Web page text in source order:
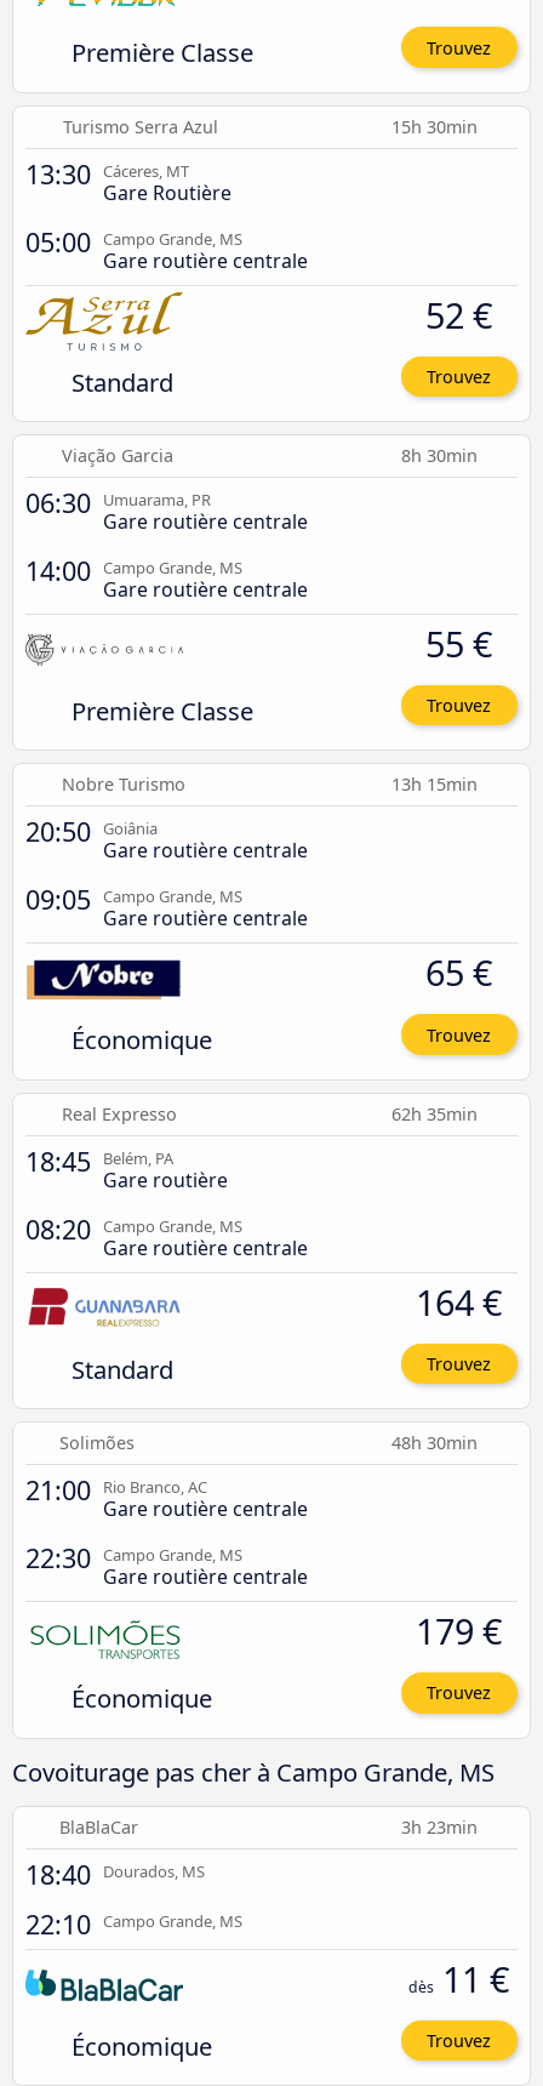
Première Classe Trouvez
Turismo Serra Azul 15h 30min
13:30 Cáceres, MT
Gare Routière
05:00 Campo Grande, MS
Gare routière centrale
Standard
52 €
Trouvez
Viação Garcia 8h 30min
06:30 Umuarama, PR
Gare routière centrale
14:00 Campo Grande, MS
Gare routière centrale
Première Classe
55 €
Trouvez
Nobre Turismo 13h 15min
20:50 Goiânia
Gare routière centrale
09:05 Campo Grande, MS
Gare routière centrale
Économique
65 €
Trouvez
Real Expresso 62h 35min
18:45 Belém, PA
Gare routière
08:20 Campo Grande, MS
Gare routière centrale
Standard
164 €
Trouvez
Solimões 48h 30min
21:00 Rio Branco, AC
Gare routière centrale
22:30 Campo Grande, MS
Gare routière centrale
Économique
179 €
Trouvez
Covoiturage pas cher à Campo Grande, MS
BlaBlaCar 3h 23min
18:40 Dourados, MS
22:10 Campo Grande, MS
Économique
dès 11 €
Trouvez